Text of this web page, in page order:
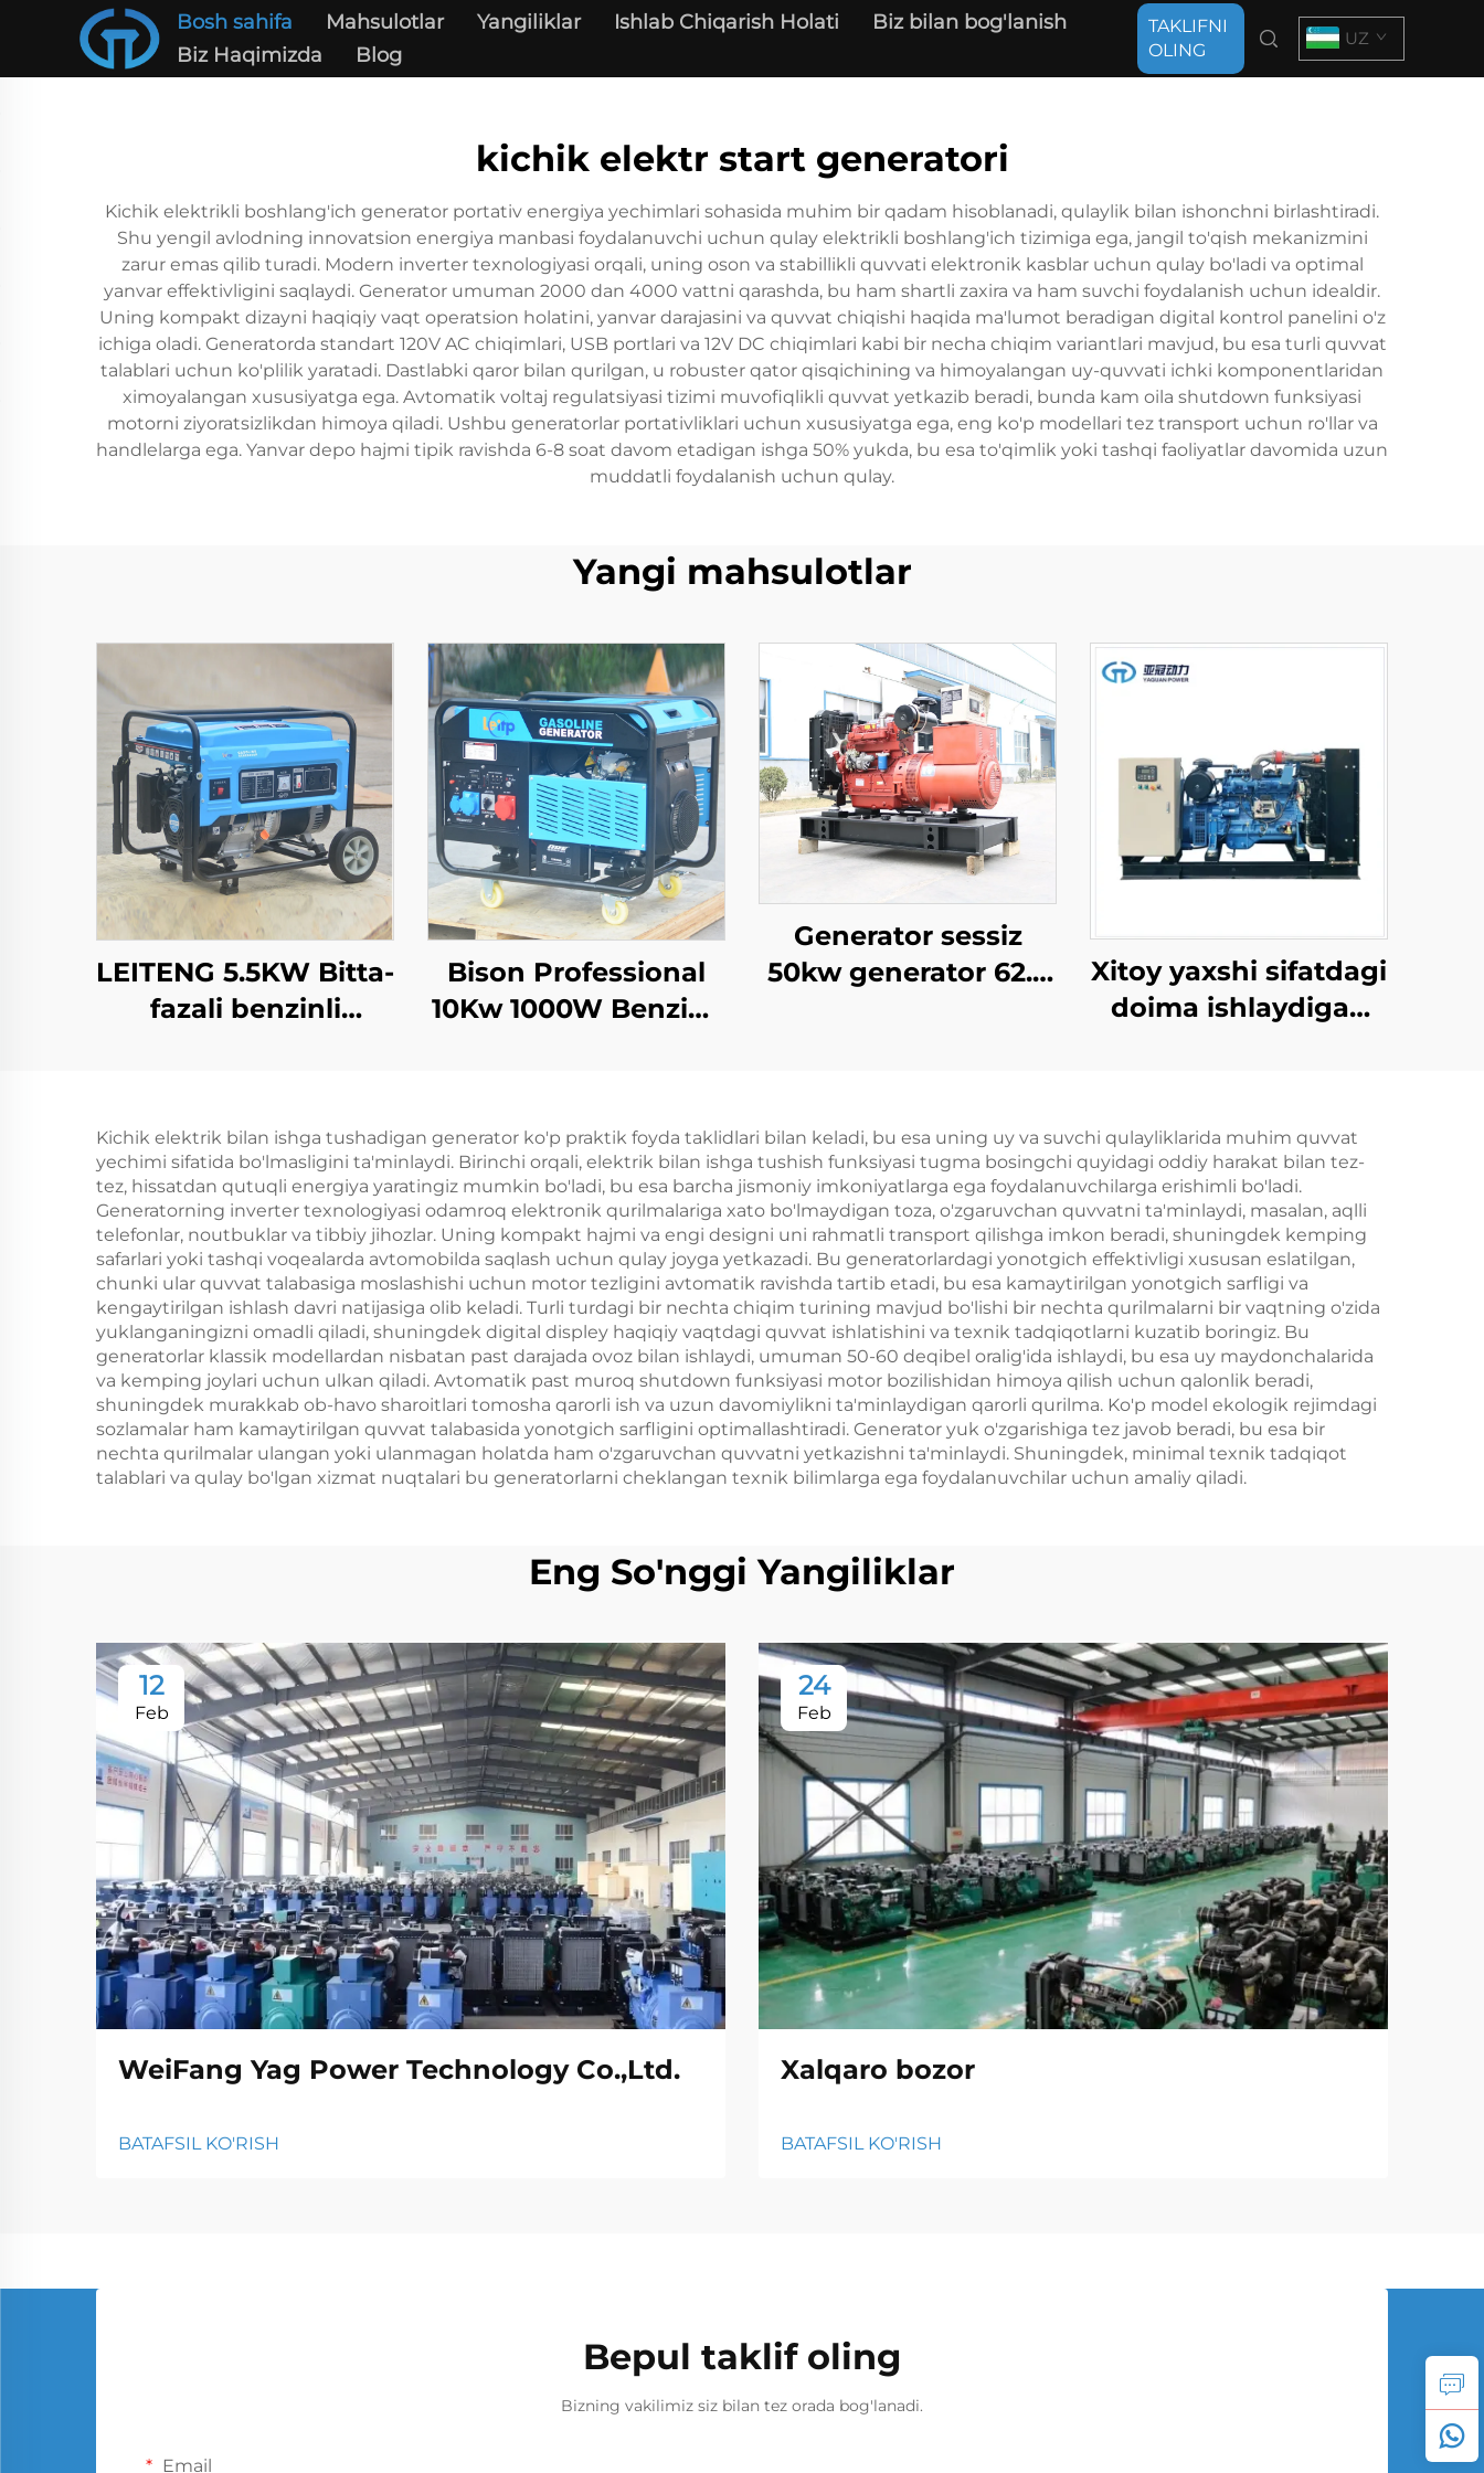
Bosh sahifa Mahsulotlar Yangiliklar Ishlab Chiqarish Holati
Biz bilan bog'lanish
Biz Haqimizda
Blog
TAKLIFNI
OLING
UZ
kichik elektr start generatori
Kichik elektrikli boshlang'ich generator portativ energiya yechimlari sohasida muhim bir qadam hisoblanadi, qulaylik bilan ishonchni birlashtiradi.
Shu yengil avlodning innovatsion energiya manbasi foydalanuvchi uchun qulay elektrikli boshlang'ich tizimiga ega, jangil to'qish mekanizmini
zarur emas qilib turadi. Modern inverter texnologiyasi orqali, uning oson va stabillikli quvvati elektronik kasblar uchun qulay bo'ladi va optimal
yanvar effektivligini saqlaydi. Generator umuman 2000 dan 4000 vattni qarashda, bu ham shartli zaxira va ham suvchi foydalanish uchun idealdir.
Uning kompakt dizayni haqiqiy vaqt operatsion holatini, yanvar darajasini va quvvat chiqishi haqida ma'lumot beradigan digital kontrol panelini o'z
ichiga oladi. Generatorda standart 120V AC chiqimlari, USB portlari va 12V DC chiqimlari kabi bir necha chiqim variantlari mavjud, bu esa turli quvvat
talablari uchun ko'plilik yaratadi. Dastlabki qaror bilan qurilgan, u robuster qator qisqichining va himoyalangan uy-quvvati ichki komponentlaridan
ximoyalangan xususiyatga ega. Avtomatik voltaj regulatsiyasi tizimi muvofiqlikli quvvat yetkazib beradi, bunda kam oila shutdown funksiyasi
motorni ziyoratsizlikdan himoya qiladi. Ushbu generatorlar portativliklari uchun xususiyatga ega, eng ko'p modellari tez transport uchun ro'llar va
handlelarga ega. Yanvar depo hajmi tipik ravishda 6-8 soat davom etadigan ishga 50% yukda, bu esa to'qimlik yoki tashqi faoliyatlar davomida uzun
muddatli foydalanish uchun qulay.
Yangi mahsulotlar
LEITENG 5.5KW Bitta-
fazali benzinli
namunaviy quvvati
380V namunalardagi
voltaj Qayta ishga
tushirish
Bison Professional
10Kw 1000W Benzinli
chiqish
Generator sessiz
50kw generator 62.5
Xitoy yaxshi sifatdagi
doima ishlaydigan
generator seti
Kichik elektrik bilan ishga tushadigan generator ko'p praktik foyda taklidlari bilan keladi, bu esa uning uy va suvchi qulayliklarida muhim quvvat
yechimi sifatida bo'lmasligini ta'minlaydi. Birinchi orqali, elektrik bilan ishga tushish funksiyasi tugma bosingchi quyidagi oddiy harakat bilan tez-
tez, hissatdan qutuqli energiya yaratingiz mumkin bo'ladi, bu esa barcha jismoniy imkoniyatlarga ega foydalanuvchilarga erishimli bo'ladi.
Generatorning inverter texnologiyasi odamroq elektronik qurilmalariga xato bo'lmaydigan toza, o'zgaruvchan quvvatni ta'minlaydi, masalan, aqlli
telefonlar, noutbuklar va tibbiy jihozlar. Uning kompakt hajmi va engi designi uni rahmatli transport qilishga imkon beradi, shuningdek kemping
safarlari yoki tashqi voqealarda avtomobilda saqlash uchun qulay joyga yetkazadi. Bu generatorlardagi yonotgich effektivligi xususan eslatilgan,
chunki ular quvvat talabasiga moslashishi uchun motor tezligini avtomatik ravishda tartib etadi, bu esa kamaytirilgan yonotgich sarfligi va
kengaytirilgan ishlash davri natijasiga olib keladi. Turli turdagi bir nechta chiqim turining mavjud bo'lishi bir nechta qurilmalarni bir vaqtning o'zida
yuklanganingizni omadli qiladi, shuningdek digital displey haqiqiy vaqtdagi quvvat ishlatishini va texnik tadqiqotlarni kuzatib boringiz. Bu
generatorlar klassik modellardan nisbatan past darajada ovoz bilan ishlaydi, umuman 50-60 deqibel oralig'ida ishlaydi, bu esa uy maydonchalarida
va kemping joylari uchun ulkan qiladi. Avtomatik past muroq shutdown funksiyasi motor bozilishidan himoya qilish uchun qalonlik beradi,
shuningdek murakkab ob-havo sharoitlari tomosha qarorli ish va uzun davomiylikni ta'minlaydigan qarorli qurilma. Ko'p model ekologik rejimdagi
sozlamalar ham kamaytirilgan quvvat talabasida yonotgich sarfligini optimallashtiradi. Generator yuk o'zgarishiga tez javob beradi, bu esa bir
nechta qurilmalar ulangan yoki ulanmagan holatda ham o'zgaruvchan quvvatni yetkazishni ta'minlaydi. Shuningdek, minimal texnik tadqiqot
talablari va qulay bo'lgan xizmat nuqtalari bu generatorlarni cheklangan texnik bilimlarga ega foydalanuvchilar uchun amaliy qiladi.
Eng So'nggi Yangiliklar
12
Feb
WeiFang Yag Power Technology Co.,Ltd.
BATAFSIL KO'RISH
24
Feb
Xalqaro bozor
BATAFSIL KO'RISH
Bepul taklif oling
Bizning vakilimiz siz bilan tez orada bog'lanadi.
Email